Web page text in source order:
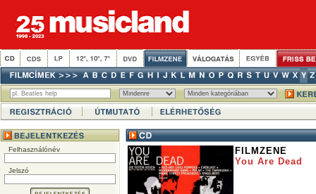
Felhasználónév
Jelszó
FILMZENE
You Are Dead